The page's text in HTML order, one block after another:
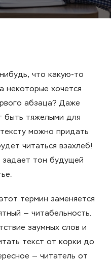
что какую-то
некоторые хочется
абзаца? Даже
быть тяжелыми для
можно придать
читаться взахлеб!
задает тон будущей
термин заменяется
— читабельность.
заумных слов и
текст от корки до
— читатель от